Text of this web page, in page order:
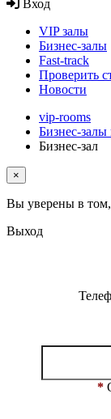
Вход
VIP залы
Бизнес-залы
Fast-track
Проверить
Новости
vip-rooms
Бизнес-залы
Бизнес-зал
×
Вы уверены в том,
Выход
*